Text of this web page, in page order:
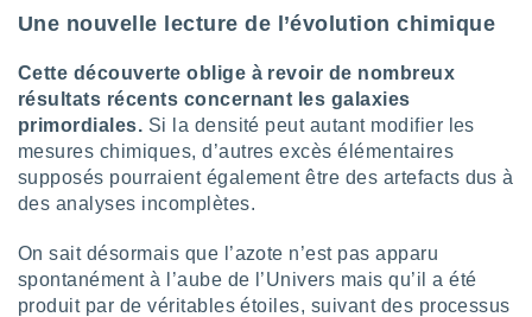
Une nouvelle lecture de l’évolution chimique
Cette découverte oblige à revoir de nombreux
résultats récents concernant les galaxies
primordiales. Si la densité peut autant modifier les
mesures chimiques, d’autres excès élémentaires
supposés pourraient également être des artefacts dus à
des analyses incomplètes.
On sait désormais que l’azote n’est pas apparu
spontanément à l’aube de l’Univers mais qu’il a été
produit par de véritables étoiles, suivant des processus